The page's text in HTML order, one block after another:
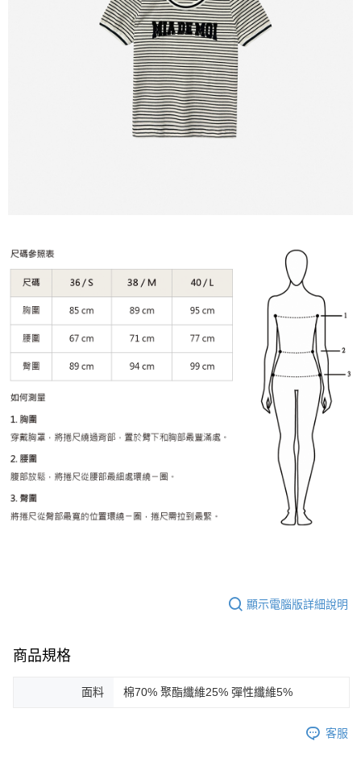
顯示電腦版詳細說明
商品規格
面料 棉70% 聚酯纖維25% 彈性纖維5%
客服